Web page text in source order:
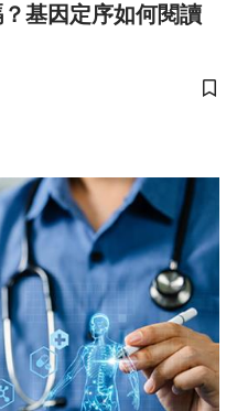
基因定序如何閱讀
儲